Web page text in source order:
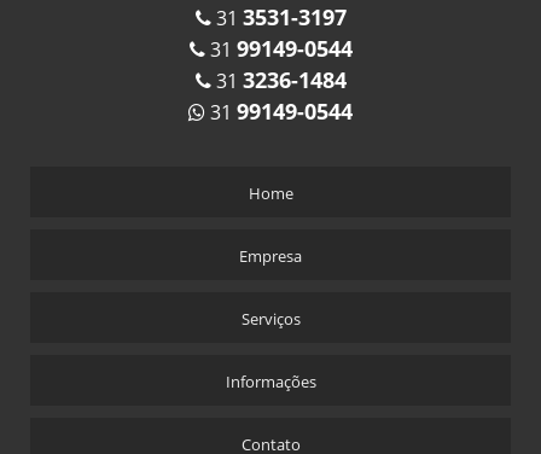
31 3531-3197
31 99149-0544
31 3236-1484
31 99149-0544
Home
Empresa
Serviços
Informações
Contato